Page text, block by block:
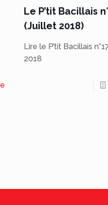
Le P’tit Bacillais
(Juillet 2018)
Lire le P’tit Bacillais
2018